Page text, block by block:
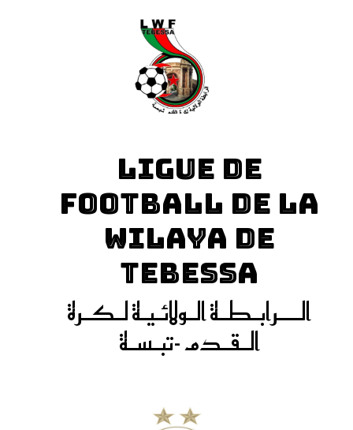
LIGUE DE
FOOTBALL DE LA
WILAYA DE
TEBESSA
الـــرابـطـة الـولائـيـة لـكـرة
الـقـدم -تبـسـة